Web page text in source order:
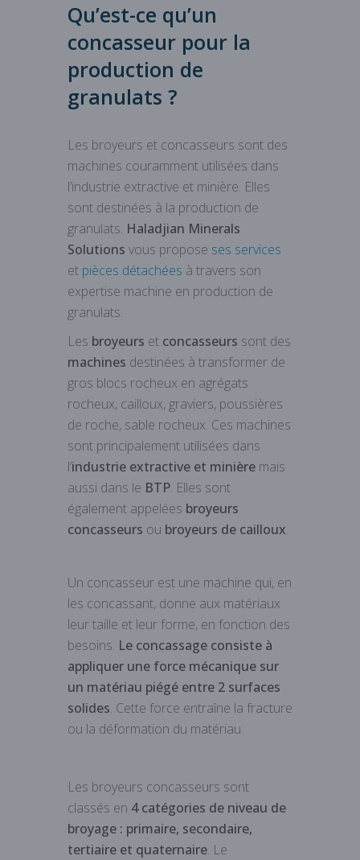
Qu’est-ce qu’un
concasseur pour la
production de
granulats ?
Les broyeurs et concasseurs sont des
machines couramment utilisées dans
l’industrie extractive et minière. Elles
sont destinées à la production de
granulats. Haladjian Minerals
Solutions vous propose ses services
et pièces détachées à travers son
expertise machine en production de
granulats.
Les broyeurs et concasseurs sont des
machines destinées à transformer de
gros blocs rocheux en agrégats
rocheux, cailloux, graviers, poussières
de roche, sable rocheux. Ces machines
sont principalement utilisées dans
l’industrie extractive et minière mais
aussi dans le BTP. Elles sont
également appelées broyeurs
concasseurs ou broyeurs de cailloux.
Un concasseur est une machine qui, en
les concassant, donne aux matériaux
leur taille et leur forme, en fonction des
besoins. Le concassage consiste à
appliquer une force mécanique sur
un matériau piégé entre 2 surfaces
solides. Cette force entraîne la fracture
ou la déformation du matériau.
Les broyeurs concasseurs sont
classés en 4 catégories de niveau de
broyage : primaire, secondaire,
tertiaire et quaternaire. Le